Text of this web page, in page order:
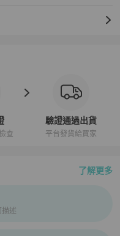
查
驗證通過出貨
平台發貨給買家
了解更多
驗流程介紹
述